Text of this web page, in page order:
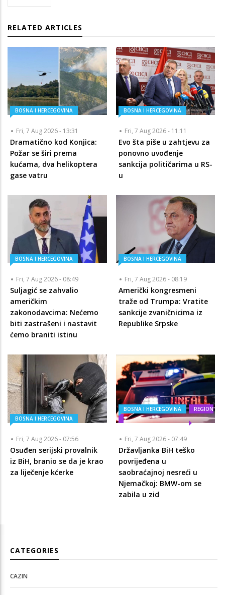
RELATED ARTICLES
BOSNA I HERCEGOVINA
Fri, 7 Aug 2026 - 13:31
Dramatično kod Konjica:
Požar se širi prema
kućama, dva helikoptera
gase vatru
BOSNA I HERCEGOVINA
Fri, 7 Aug 2026 - 11:11
Evo šta piše u zahtjevu za
ponovno uvođenje
sankcija političarima u RS-
u
BOSNA I HERCEGOVINA
Fri, 7 Aug 2026 - 08:49
Suljagić se zahvalio
američkim
zakonodavcima: Nećemo
biti zastrašeni i nastavit
ćemo braniti istinu
BOSNA I HERCEGOVINA
Fri, 7 Aug 2026 - 08:19
Američki kongresmeni
traže od Trumpa: Vratite
sankcije zvaničnicima iz
Republike Srpske
BOSNA I HERCEGOVINA
Fri, 7 Aug 2026 - 07:56
Osuđen serijski provalnik
iz BiH, branio se da je krao
za liječenje kćerke
BOSNA I HERCEGOVINA REGION
Fri, 7 Aug 2026 - 07:49
Državljanka BiH teško
povrijeđena u
saobraćajnoj nesreći u
Njemačkoj: BMW-om se
zabila u zid
CATEGORIES
CAZIN